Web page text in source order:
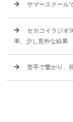
サマースクール
セカコイラジオ
率、少し意外な結果
苦手で繋がり、